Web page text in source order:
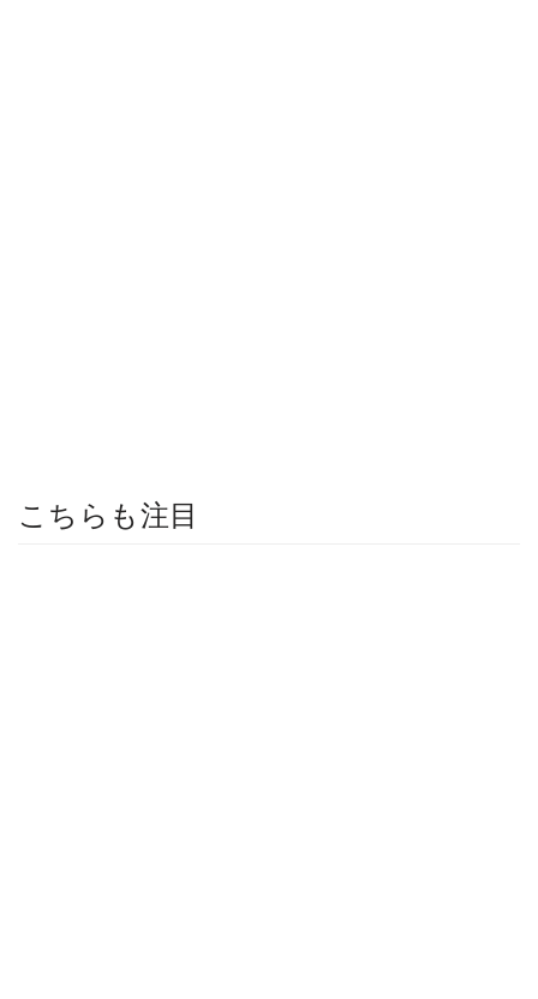
こちらも注目